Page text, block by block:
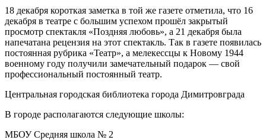
18 декабря короткая заметка в той же газете отметила, что 16
декабря в театре с большим успехом прошёл закрытый
просмотр спектакля «Поздняя любовь», а 21 декабря была
напечатана рецензия на этот спектакль. Так в газете появилась
постоянная рубрика «Театр», а мелекессцы к Новому 1944
военному году получили замечательный подарок — свой
профессиональный постоянный театр.
Центральная городская библиотека города Димитровграда
В городе располагаются следующие школы:
МБОУ Средняя школа № 2